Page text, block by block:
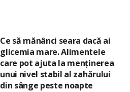
Ce să mănânci seara dacă ai
glicemia mare. Alimentele
care pot ajuta la menținerea
unui nivel stabil al zahărului
din sânge peste noapte